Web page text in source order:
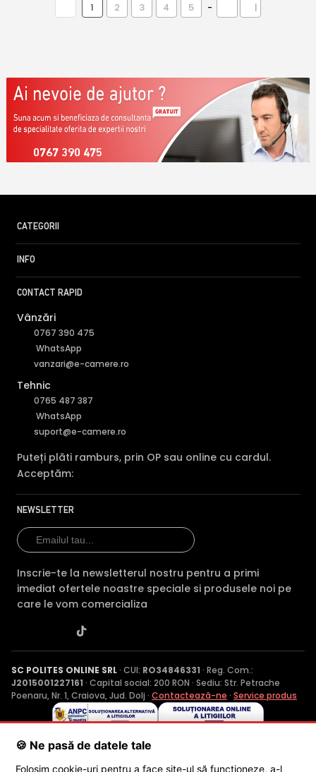
1 2 3 4 5 - |
0767 390 475
CATEGORII
INFO
CONTACT RAPID
Vânzări
0767 390 475
WhatsApp
vanzari@e-camere.ro
Tehnic
0765 487 387
WhatsApp
suport@e-camere.ro
Puteți plăti ramburs, prin OP sau online cu cardul.
Acceptăm:
NEWSLETTER
Inscrie-te la newsletterul nostru pentru a primi
imediat ofertele noastre speciale si produsele noi pe
care le vom comercializa
SC POLITES ONLINE SRL· CUI: RO34846331 · Reg. Com.:
J2015001227161 · Capital social: 200 RON · Sediu: Str. Petrache
Poenaru, Nr. 1, Craiova, Jud. Dolj · Contactează-ne · Service produs
© 2026 SC POLITES ONLINE SRL
🍪 Ne pasă de datele tale
Folosim cookie-uri pentru a face site-ul să funcționeze, a-l